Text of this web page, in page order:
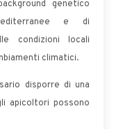
genetico
e di
condizioni locali
climatici.
disporre di una
apicoltori possono